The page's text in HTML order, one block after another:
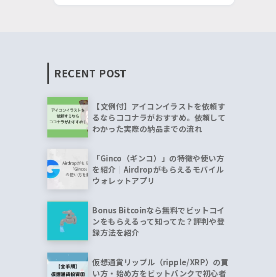
RECENT POST
【文例付】アイコンイラストを依頼す
るならココナラがおすすめ。依頼して
わかった実際の納品までの流れ
「Ginco（ギンコ）」の特徴や使い方
を紹介｜Airdropがもらえるモバイル
ウォレットアプリ
Bonus Bitcoinなら無料でビットコイ
ンをもらえるって知ってた？評判や登
録方法を紹介
仮想通貨リップル（ripple/XRP）の買
い方・始め方をビットバンクで初心者